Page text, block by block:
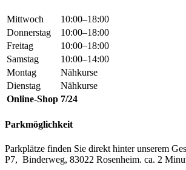
Mittwoch
10:00–18:00
Donnerstag
10:00–18:00
Freitag
10:00–18:00
Samstag
10:00–14:00
Montag
Nähkurse
Dienstag
Nähkurse
Online-Shop 7/24
Parkmöglichkeit
Parkplätze finden Sie direkt hinter unserem
P7, Binderweg, 83022 Rosenheim. ca. 2